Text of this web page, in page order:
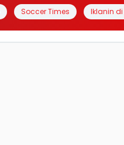
Soccer Times Iklanin di